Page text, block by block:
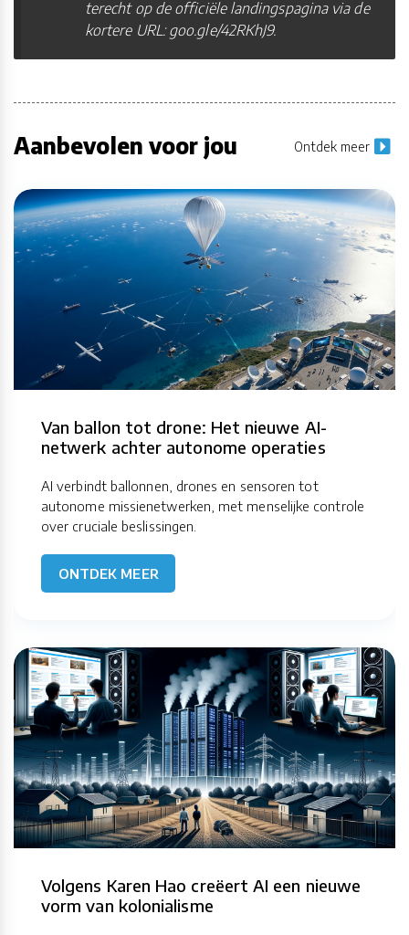
terecht op de officiële landingspagina via de
kortere URL: goo.gle/42RKhJ9.
Aanbevolen voor jou Ontdek meer
Van ballon tot drone: Het nieuwe AI-
netwerk achter autonome operaties
AI verbindt ballonnen, drones en sensoren tot
autonome missienetwerken, met menselijke controle
over cruciale beslissingen.
ONTDEK MEER
Volgens Karen Hao creëert AI een nieuwe
vorm van kolonialisme